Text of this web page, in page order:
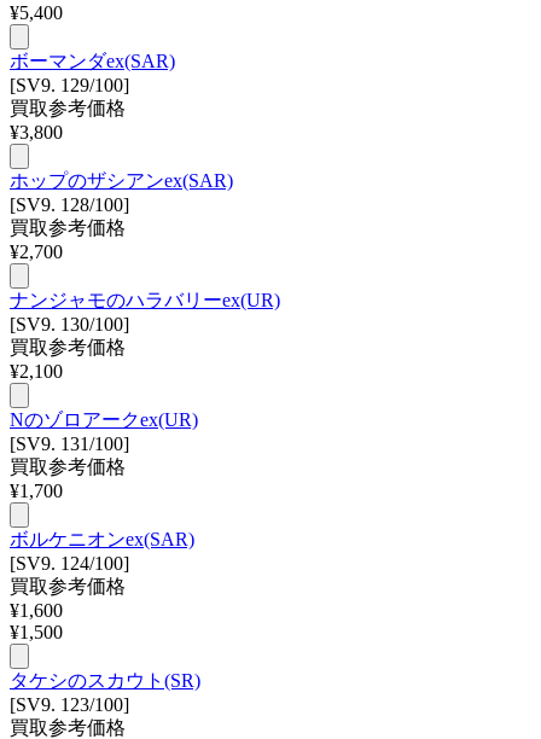
¥5,400
ボーマンダex(SAR)
[SV9. 129/100]
買取参考価格
¥3,800
ホップのザシアンex(SAR)
[SV9. 128/100]
買取参考価格
¥2,700
ナンジャモのハラバリーex(UR)
[SV9. 130/100]
買取参考価格
¥2,100
Nのゾロアークex(UR)
[SV9. 131/100]
買取参考価格
¥1,700
ボルケニオンex(SAR)
[SV9. 124/100]
買取参考価格
¥1,600
¥1,500
タケシのスカウト(SR)
[SV9. 123/100]
買取参考価格